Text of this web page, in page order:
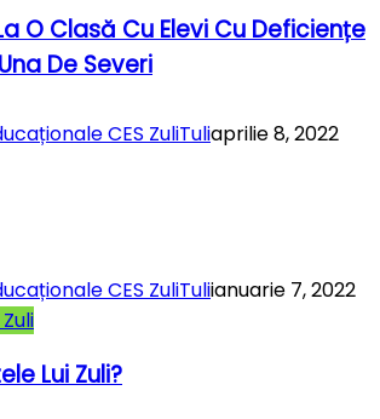
O Clasă Cu Elevi Cu Deficiențe
De Severi
CES ZuliTuliaprilie 8, 2022
CES ZuliTuliianuarie 7, 2022
Lui Zuli?